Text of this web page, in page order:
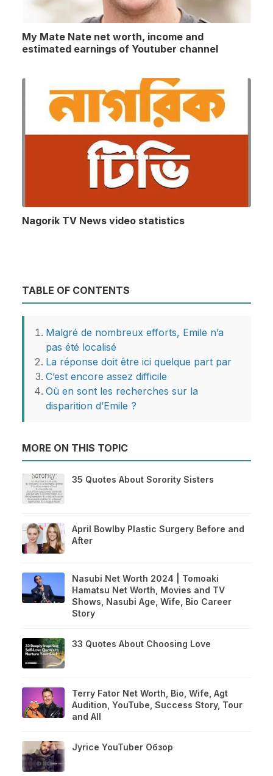
My Mate Nate net worth, income and
estimated earnings of Youtuber channel
Nagorik TV News video statistics
TABLE OF CONTENTS
Malgré de nombreux efforts, Emile n’a
pas été localisé
La réponse doit être ici quelque part par
C’est encore assez difficile
Où en sont les recherches sur la
disparition d’Emile ?
MORE ON THIS TOPIC
35 Quotes About Sorority Sisters
April Bowlby Plastic Surgery Before and
After
Nasubi Net Worth 2024 | Tomoaki
Hamatsu Net Worth, Movies and TV
Shows, Nasubi Age, Wife, Bio Career
Story
33 Quotes About Choosing Love
Terry Fator Net Worth, Bio, Wife, Agt
Audition, YouTube, Success Story, Tour
and All
Jyrice YouTuber Обзор